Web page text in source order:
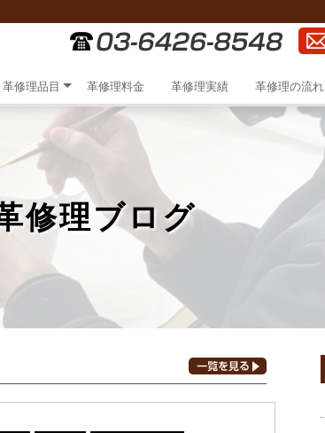
革修理品目 革修理料金 革修理実績 革修理の流れ
修理ブログ